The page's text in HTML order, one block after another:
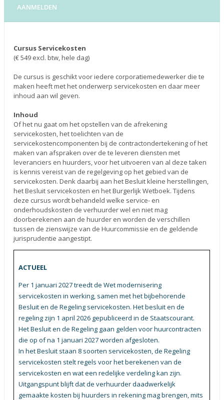
AANMELDEN
Cursus Servicekosten
(€ 549 excl. btw, hele dag)
De cursus is geschikt voor iedere corporatiemedewerker die te
maken heeft met het onderwerp servicekosten en daar meer
inhoud aan wil geven.
Inhoud
Of het nu gaat om het opstellen van de afrekening
servicekosten, het toelichten van de
servicekostencomponenten bij de contractondertekening of het
maken van afspraken over de te leveren diensten met
leveranciers en huurders, voor het uitvoeren van al deze taken
is kennis vereist van de regelgeving op het gebied van de
servicekosten. Denk daarbij aan het Besluit kleine herstellingen,
het Besluit servicekosten en het Burgerlijk Wetboek. Tijdens
deze cursus wordt behandeld welke service- en
onderhoudskosten de verhuurder wel en niet mag
doorberekenen aan de huurder en worden de verschillen
tussen de zienswijze van de Huurcommissie en de geldende
jurisprudentie aangestipt.
ACTUEEL
Per 1 januari 2027 treedt de Wet modernisering
servicekosten in werking, samen met het bijbehorende
Besluit en de Regeling servicekosten. Het besluit en de
regeling zijn 1 april 2026 gepubliceerd in de Staatscourant.
Het Besluit en de Regeling gaan gelden voor huurcontracten
die op of na 1 januari 2027 worden afgesloten.
In het Besluit staan 8 soorten servicekosten, de Regeling
servicekosten stelt regels voor het berekenen van de
servicekosten en wat een redelijke verdeling kan zijn.
Uitgangspunt blijft dat de verhuurder daadwerkelijk
gemaakte kosten bij huurders in rekening mag brengen, mits